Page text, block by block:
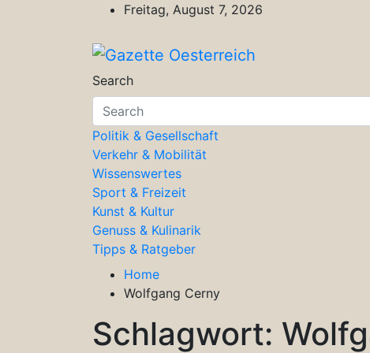
Freitag, August 7, 2026
Gazette Oesterreich
Magazin für Freizeit, Politik, Kultur &
Search
Politik & Gesellschaft
Verkehr & Mobilität
Wissenswertes
Sport & Freizeit
Kunst & Kultur
Genuss & Kulinarik
Tipps & Ratgeber
Home
Wolfgang Cerny
Schlagwort: